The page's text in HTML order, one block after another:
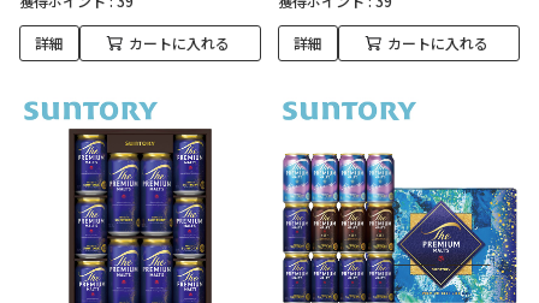
詳細 カートに入れる 詳細 カートに入れる